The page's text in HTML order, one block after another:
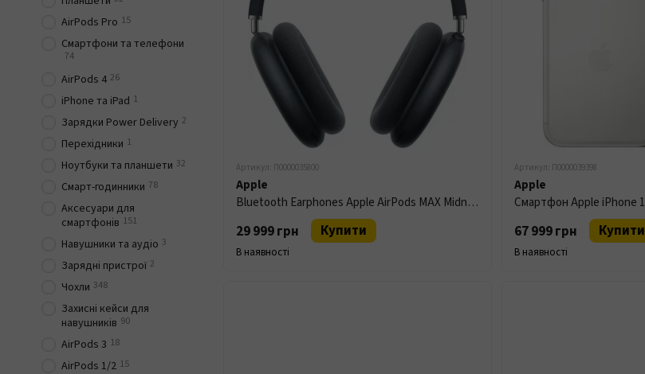
Артикул: П0000035800
Apple
Bluetooth Earphones Apple AirPods MAX Midnight (MWW43)
29 999 грн Купити
В наявності
Артикул: П0000039398
Apple
Смартфон Apple iPhone
67 999 грн Купити
В наявності
AirPods Pro 15
Смартфони та телефони
74
AirPods 4 26
iPhone та iPad 1
Зарядки Power Delivery 2
Перехідники 1
Ноутбуки та планшети 32
Смарт-годинники 78
Аксесуари для
смартфонів 151
Навушники та аудіо 3
Зарядні пристрої 2
Чохли 348
Захисні кейси для
навушників 90
AirPods 3 18
AirPods 1/2 15